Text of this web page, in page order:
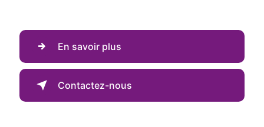
En savoir plus
Contactez-nous